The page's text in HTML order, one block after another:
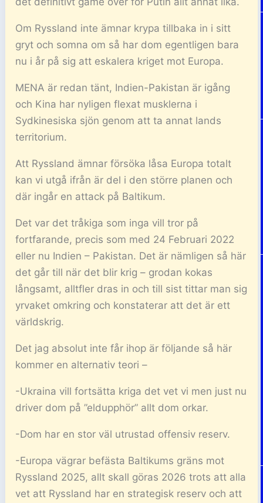
Om Ryssland inte ämnar krypa tillbaka in i sitt
gryt och somna om så har dom egentligen bara
nu i år på sig att eskalera kriget mot Europa.
MENA är redan tänt, Indien-Pakistan är igång
och Kina har nyligen flexat musklerna i
Sydkinesiska sjön genom att ta annat lands
territorium.
Att Ryssland ämnar försöka låsa Europa totalt
kan vi utgå ifrån är del i den större planen och
där ingår en attack på Baltikum.
Det var det tråkiga som inga vill tror på
fortfarande, precis som med 24 Februari 2022
eller nu Indien – Pakistan. Det är nämligen så här
det går till när det blir krig – grodan kokas
långsamt, alltfler dras in och till sist tittar man sig
yrvaket omkring och konstaterar att det är ett
världskrig.
Det jag absolut inte får ihop är följande så här
kommer en alternativ teori –
-Ukraina vill fortsätta kriga det vet vi men just nu
driver dom på ”eldupphör” allt dom orkar.
-Dom har en stor väl utrustad offensiv reserv.
-Europa vägrar befästa Baltikums gräns mot
Ryssland 2025, allt skall göras 2026 trots att alla
vet att Ryssland har en strategisk reserv och att